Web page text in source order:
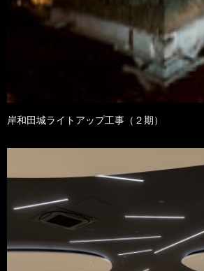
岸和田城ライトアップ工事（２期）